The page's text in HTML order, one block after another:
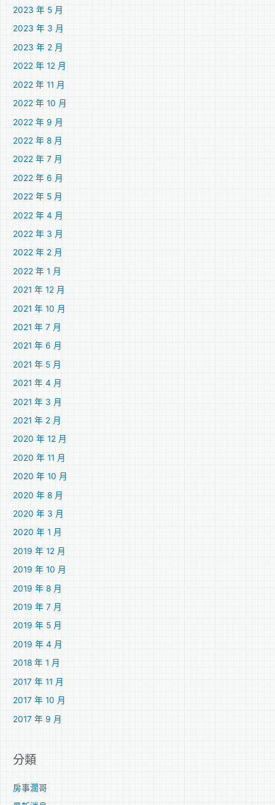
2023 年 5 月
2023 年 3 月
2023 年 2 月
2022 年 12 月
2022 年 11 月
2022 年 10 月
2022 年 9 月
2022 年 8 月
2022 年 7 月
2022 年 6 月
2022 年 5 月
2022 年 4 月
2022 年 3 月
2022 年 2 月
2022 年 1 月
2021 年 12 月
2021 年 10 月
2021 年 7 月
2021 年 6 月
2021 年 5 月
2021 年 4 月
2021 年 3 月
2021 年 2 月
2020 年 12 月
2020 年 11 月
2020 年 10 月
2020 年 8 月
2020 年 3 月
2020 年 1 月
2019 年 12 月
2019 年 10 月
2019 年 8 月
2019 年 7 月
2019 年 5 月
2019 年 4 月
2018 年 1 月
2017 年 11 月
2017 年 10 月
2017 年 9 月
分類
房事濶哥